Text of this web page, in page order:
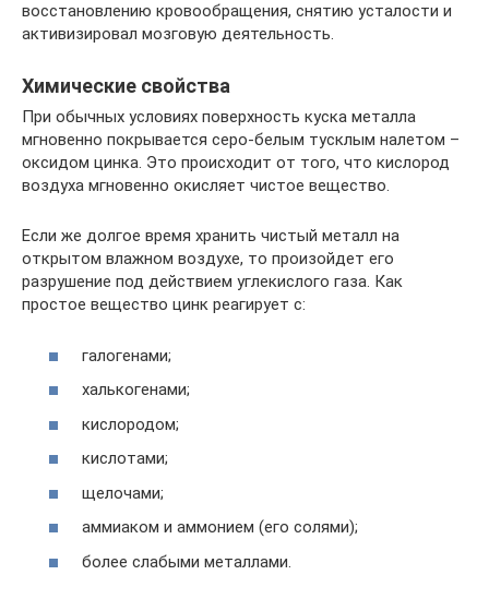
восстановлению кровообращения, снятию усталости и
активизировал мозговую деятельность.
Химические свойства
При обычных условиях поверхность куска металла
мгновенно покрывается серо-белым тусклым налетом –
оксидом цинка. Это происходит от того, что кислород
воздуха мгновенно окисляет чистое вещество.
Если же долгое время хранить чистый металл на
открытом влажном воздухе, то произойдет его
разрушение под действием углекислого газа. Как
простое вещество цинк реагирует с:
галогенами;
халькогенами;
кислородом;
кислотами;
щелочами;
аммиаком и аммонием (его солями);
более слабыми металлами.